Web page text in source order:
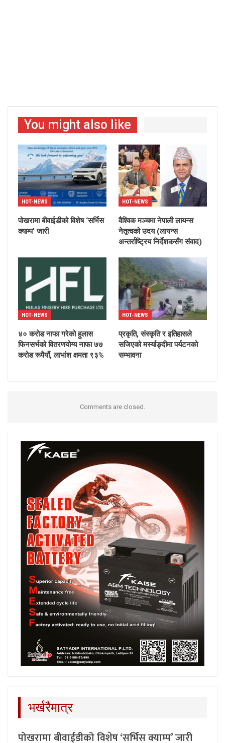
You might also like
HOT-NEWS
पोखरामा बीवाईडीको विशेष ‘सर्भिस
क्याम्प’ जारी
HOT-NEWS
वैश्विक मञ्चमा नेपाली लायन्स
नेतृत्वको उदय (लायन्स
अन्तर्राष्ट्रिय निर्देशकसँग संवाद)
HOT-NEWS
४० करोड नाफा गरेको हुलास
फिनसर्भको वितरणयोग्य नाफा ७७
करोड रूपैयाँ, लाभांश क्षमता ९३%
HOT-NEWS
प्रकृति, संस्कृति र इतिहासले
सजिएको मर्स्याङ्दीमा पर्यटनको
सम्भावना
Comments are closed.
भर्खरैमात्र
पोखरामा बीवाईडीको विशेष ‘सर्भिस क्याम्प’ जारी